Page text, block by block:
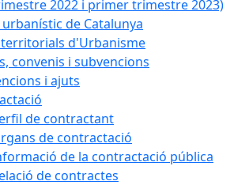
2022 i primer trimestre 2023)
de Catalunya
territorials d'Urbanisme
convenis i subvencions
i ajuts
de contractant
de contractació
de la contractació pública
de contractes